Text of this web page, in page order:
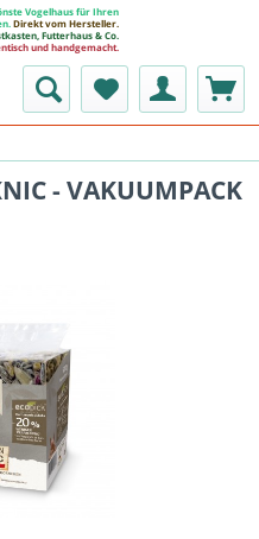
Vogelhaus für Ihren
Direkt vom Hersteller.
Futterhaus & Co.
und handgemacht.
- VAKUUMPACK